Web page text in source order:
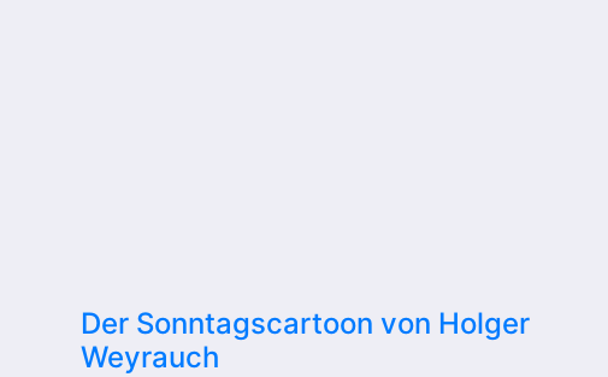
Der Sonntagscartoon von Holger
Weyrauch